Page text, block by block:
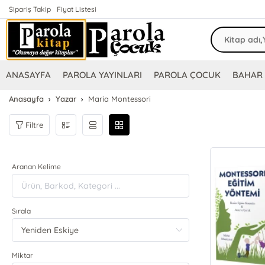
Sipariş Takip Fiyat Listesi
ANASAYFA PAROLA YAYINLARI PAROLA ÇOCUK BAHAR
Anasayfa Yazar Maria Montessori
Filtre
Aranan Kelime
Sırala
Miktar